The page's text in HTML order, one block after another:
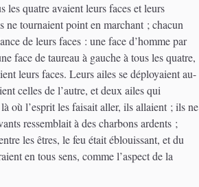
les quatre avaient leurs faces et leurs
ne tournaient point en marchant ; chacun
de leurs faces : une face d’homme par
face de taureau à gauche à tous les quatre,
leurs faces. Leurs ailes se déployaient au-
celles de l’autre, et deux ailes qui
où l’esprit les faisait aller, ils allaient ; ils ne
ressemblait à des charbons ardents ;
les êtres, le feu était éblouissant, et du
en tous sens, comme l’aspect de la